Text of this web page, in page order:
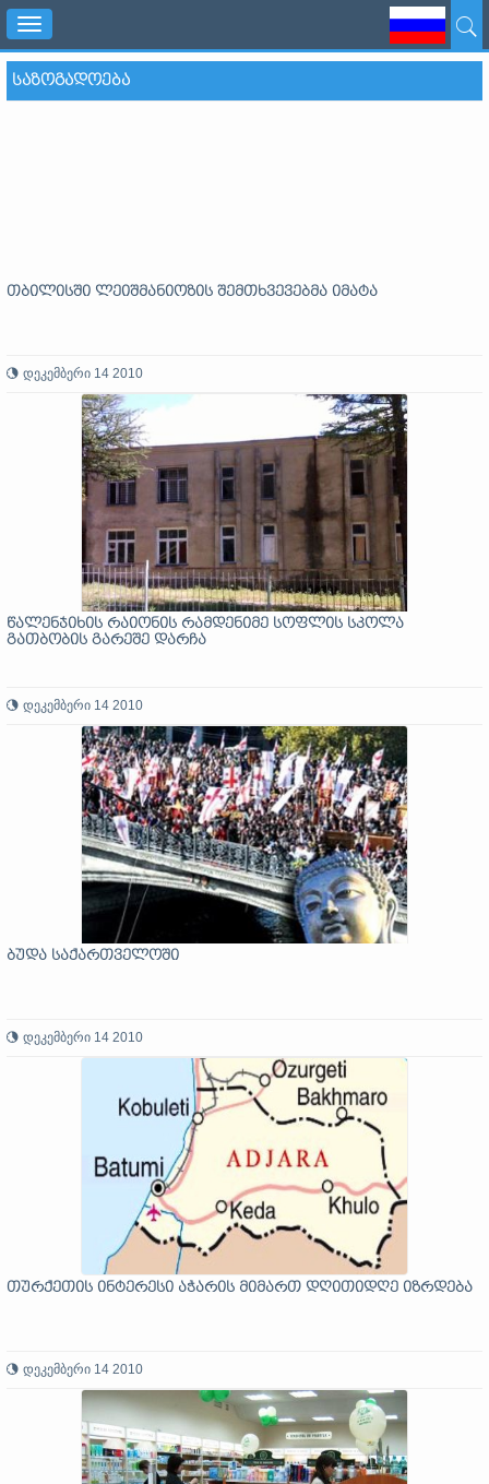
Toggle
navigation
ᲡᲐᲖᲝᲒᲐᲓᲝᲔᲑᲐ
თბილისში ლეიშმანიოზის შემთხვევებმა იმატა
დეკემბერი 14 2010
წალენჯიხის რაიონის რამდენიმე სოფლის სკოლა
გათბობის გარეშე დარჩა
დეკემბერი 14 2010
ბუდა საქართველოში
დეკემბერი 14 2010
თურქეთის ინტერესი აჭარის მიმართ დღითიდღე იზრდება
დეკემბერი 14 2010